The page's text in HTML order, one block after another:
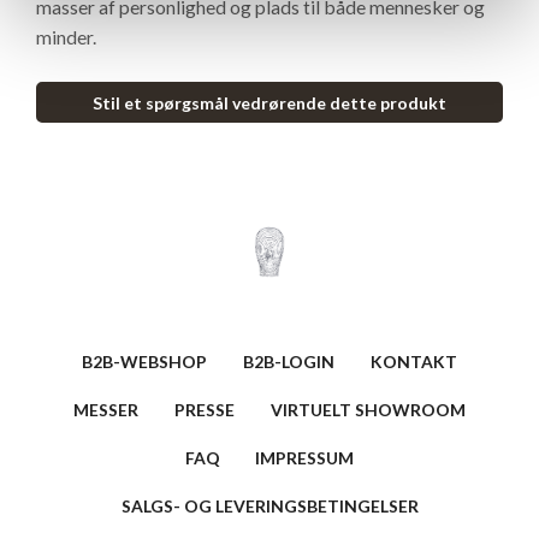
masser af personlighed og plads til både mennesker og
minder.
Stil et spørgsmål vedrørende dette produkt
B2B-WEBSHOP B2B-LOGIN KONTAKT
MESSER PRESSE VIRTUELT SHOWROOM
FAQ IMPRESSUM
SALGS- OG LEVERINGSBETINGELSER